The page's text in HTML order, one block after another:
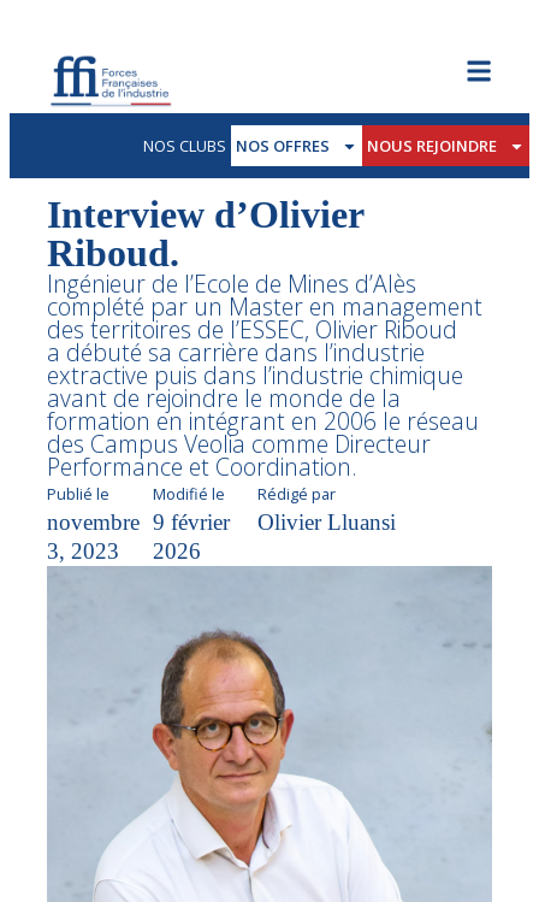
NOS CLUBS NOS OFFRES NOUS REJOINDRE
Interview d’Olivier
Riboud.
Ingénieur de l’Ecole de Mines d’Alès
complété par un Master en management
des territoires de l’ESSEC, Olivier Riboud
a débuté sa carrière dans l’industrie
extractive puis dans l’industrie chimique
avant de rejoindre le monde de la
formation en intégrant en 2006 le réseau
des Campus Veolia comme Directeur
Performance et Coordination.
Publié le
novembre
3, 2023
Modifié le
9 février
2026
Rédigé par
Olivier Lluansi